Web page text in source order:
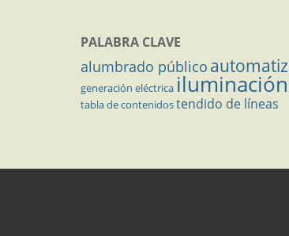
PALABRA CLAVE
alumbrado público
generación eléctrica iluminación
tabla de contenidostendido de líneas